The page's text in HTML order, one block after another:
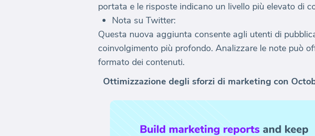
portata e le risposte indicano un livello più elevato di
Nota su Twitter:
Questa nuova aggiunta consente agli utenti di
coinvolgimento più profondo. Analizzare le note può
formato dei contenuti.
Ottimizzazione degli sforzi di marketing con